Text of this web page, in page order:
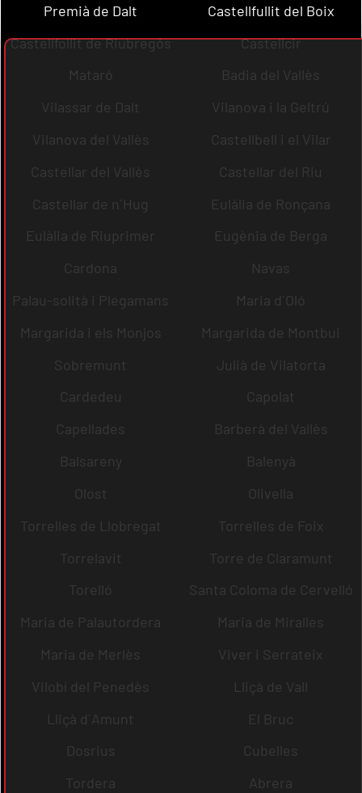
Premià de Dalt
Castellfullit del Boix
Castellfollit de Riubregós
Castellcir
Mataró
Badia del Vallès
Vilassar de Dalt
Vilanova i la Geltrú
Vilanova del Vallès
Castellbell i el Vilar
Castellar del Vallès
Castellar del Riu
Castellar de n´Hug
Eulàlia de Ronçana
Eulàlia de Riuprimer
Eugènia de Berga
Cardona
Navas
Palau-solità i Plegamans
Maria d´Oló
Margarida i els Monjos
Margarida de Montbui
Sobremunt
Julià de Vilatorta
Cardedeu
Capolat
Capellades
Barberà del Vallès
Balsareny
Balenyà
Olost
Olivella
Torrelles de Llobregat
Torrelles de Foix
Torrelavit
Torre de Claramunt
Torelló
Santa Coloma de Cervelló
Maria de Palautordera
Maria de Miralles
Maria de Merlès
Viver i Serrateix
Vilobí del Penedès
Lliçà de Vall
Lliçà d´Amunt
El Bruc
Dosrius
Cubelles
Tordera
Abrera